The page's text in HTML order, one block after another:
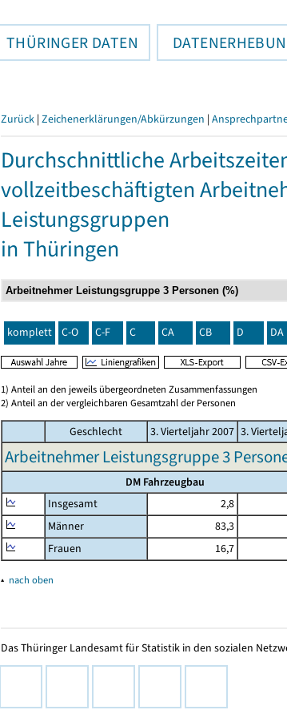
THÜRINGER DATEN
Zurück | Zeichenerklärungen/Abkürzungen |
Durchschnittliche
vollzeitbeschäftigten
Leistungsgruppen
in Thüringen
komplett C-O C-F C CA CB D DA
1) Anteil an den jeweils übergeordneten Zusammenfassungen
2) Anteil an der vergleichbaren Gesamtzahl der Personen
Geschlecht 3. Vierteljahr 2007 3.
Arbeitnehmer Leistungsgruppe 3
DM Fahrzeugbau
Insgesamt
2,8
Männer
83,3
Frauen
16,7
▴ nach oben
Das Thüringer Landesamt für Statistik in den sozialen